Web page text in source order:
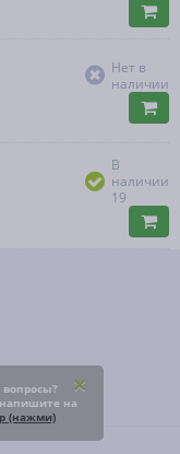
Нет в
наличии
В
наличии
19
на
(нажми)